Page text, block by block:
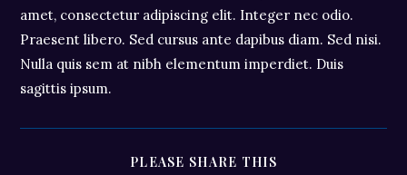
amet, consectetur adipiscing elit. Integer nec odio.
Praesent libero. Sed cursus ante dapibus diam. Sed nisi.
Nulla quis sem at nibh elementum imperdiet. Duis
sagittis ipsum.
PLEASE SHARE THIS